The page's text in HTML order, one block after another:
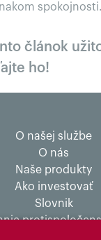
spokojnosti.
článok
ho!
O našej službe
O nás
Naše produkty
Ako investovať
Slovnik